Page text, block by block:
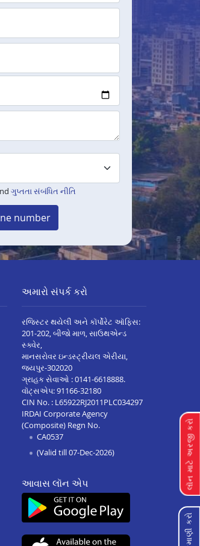
ગુપ્તતા સંબંધિત નીતિ
number
લૉન માટે અરજી કરો
અમારો સંપર્ક કરો
રજિસ્ટર થયેલી અને કૉર્પોરેટ ઑફિસ:
201-202, બીજો માળ, સાઉથએન્ડ
સ્ક્વેર,
માનસરોવર ઇન્ડસ્ટ્રીયલ એરીયા,
જયપુર-302020
ગ્રાહક સેવાઓ :0141-6618888.
વૉટ્સએપ:91166-32180
CIN No. : L65922RJ2011PLC034297
IRDAI Corporate Agency
(Composite) Regn No.
CA0537
(Valid till 07-Dec-2026)
આવાસ લૉન એપ